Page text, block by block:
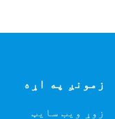
زمونږ په اړه
زوړ ویب سایټ